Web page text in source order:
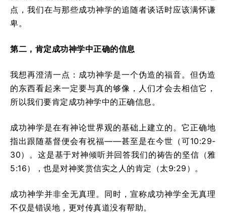
点，我们在与那些成功神学的追随者谈话时应该满怀谦
卑。
第二，肯定成功神学中正确的信息
我想再澄清一点：成功神学是一个伪造的福音。但伪造
的东西看起来一定要与真的够像，人们才会去相信它，
所以我们要肯定成功神学中的正确信息。
成功神学是在有神论世界观的基础上建立的。它正确地
指出跟随基督便会有祝福——甚至是在今世（可10:29-
30）。这是基于对神倾听并回答我们的祷告的坚信（雅
5:16），也是对神奖赏信实之人的肯定（太9:29）。
成功神学并非全无真理。同时，宣称成功神学全无真理
不仅是错误地，更对传真道没有帮助。